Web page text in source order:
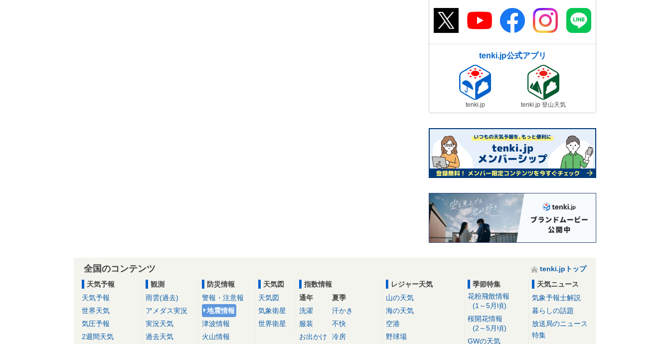
tenki.jp公式アプリ
tenki.jp tenki.jp 登山天気
全国のコンテンツ
tenki.jpトップ
天気予報
天気予報
世界天気
気圧予報
2週間天気
観測
雨雲(過去)
アメダス実況
実況天気
過去天気
防災情報
警報・注意報
地震情報
津波情報
火山情報
天気図
天気図
気象衛星
世界衛星
指数情報
通年
洗濯
服装
お出かけ
夏季
汗かき
不快
冷房
レジャー天気
山の天気
海の天気
空港
野球場
季節特集
花粉飛散情報
(1～5月頃)
桜開花情報
(2～5月頃)
GWの天気
天気ニュース
気象予報士解説
暮らしの話題
放送局のニュース
特集